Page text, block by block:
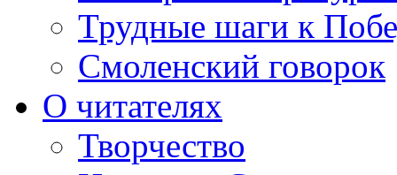
Трудные шаги к
Смоленский говорок
О читателях
Творчество